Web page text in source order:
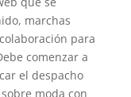
marchas
para
comenzar a
el despacho
moda con